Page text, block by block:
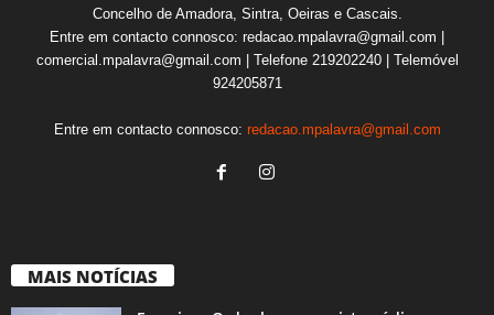
Concelho de Amadora, Sintra, Oeiras e Cascais.
Entre em contacto connosco: redacao.mpalavra@gmail.com |
comercial.mpalavra@gmail.com | Telefone 219202240 | Telemóvel
924205871
Entre em contacto connosco: redacao.mpalavra@gmail.com
MAIS NOTÍCIAS